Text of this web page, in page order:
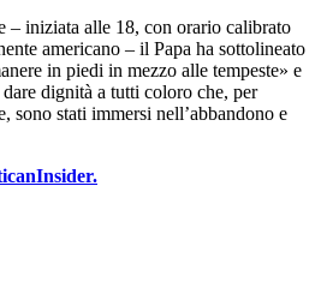
– iniziata alle 18, con orario calibrato
americano – il Papa ha sottolineato
in piedi in mezzo alle tempeste» e
dignità a tutti coloro che, per
sono stati immersi nell’abbandono e